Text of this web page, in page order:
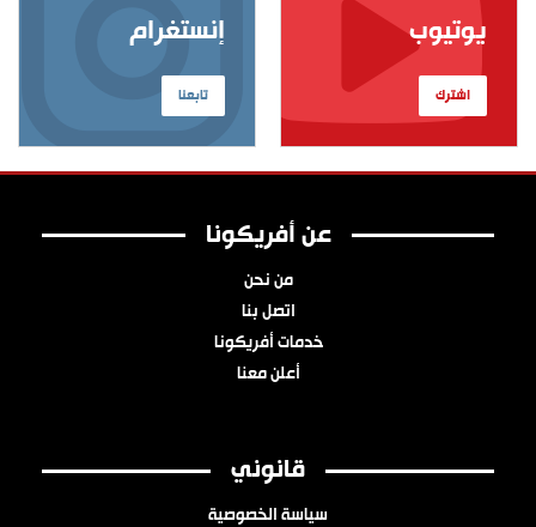
إنستغرام
تابعنا
يوتيوب
اشترك
عن أفريكونا
من نحن
اتصل بنا
خدمات أفريكونا
أعلن معنا
قانوني
سياسة الخصوصية